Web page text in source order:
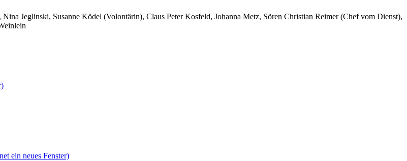
Nina Jeglinski, Susanne Ködel (Volontärin), Claus Peter Kosfeld, Johanna Metz, Sören Christian Reimer (Chef vom Dienst),
ein neues Fenster)